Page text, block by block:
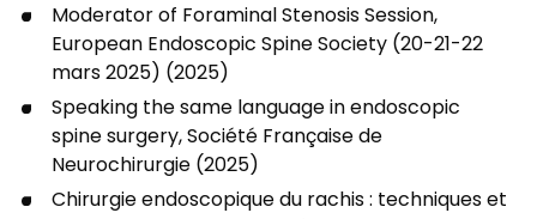
Moderator of Foraminal Stenosis Session,
European Endoscopic Spine Society (20-21-22
mars 2025) (2025)
Speaking the same language in endoscopic
spine surgery, Société Française de
Neurochirurgie (2025)
Chirurgie endoscopique du rachis : techniques et